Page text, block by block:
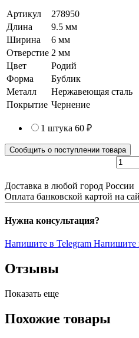
Артикул
278950
Длина
9.5 мм
Ширина
6 мм
Отверстие 2 мм
Цвет
Родий
Форма
Бублик
Металл
Нержавеющая сталь
Покрытие Чернение
1 штука 60 ₽
Сообщить о поступлении товара
Доставка в любой город России
Оплата банковской картой на
Нужна консультация?
Напишите в Telegram Напишите
Отзывы
Показать еще
Похожие товары